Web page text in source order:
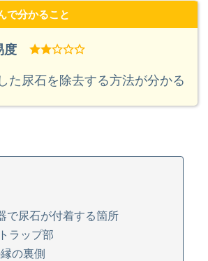
で分かること
度
た尿石を除去する方法が分かる
で尿石が付着する箇所
ラップ部
の裏側